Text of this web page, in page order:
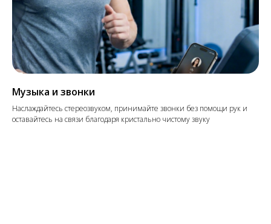
Музыка и звонки
Наслаждайтесь стереозвуком, принимайте звонки без помощи рук и
оставайтесь на связи благодаря кристально чистому звуку